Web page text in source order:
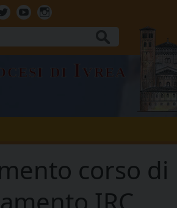
TwitterYoutubeInstagram
di Ivrea
corso di